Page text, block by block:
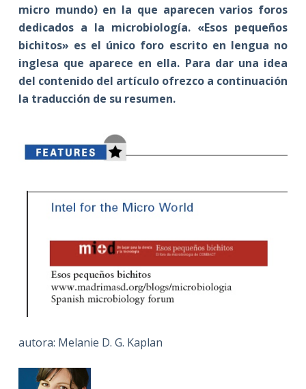
micro mundo) en la que aparecen varios foros
dedicados a la microbiología. «Esos pequeños
bichitos» es el único foro escrito en lengua no
inglesa que aparece en ella. Para dar una idea
del contenido del artículo ofrezco a continuación
la traducción de su resumen.
autora: Melanie D. G. Kaplan